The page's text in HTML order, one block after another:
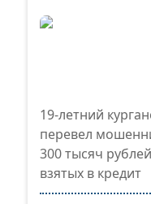
19-летний
перевел
300 тысяч
взятых в кредит